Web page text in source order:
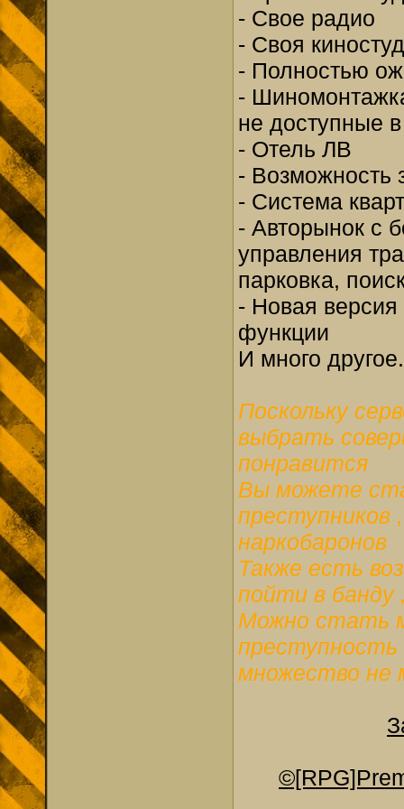
- Свое радио
- Своя
- Полностью
-
не доступные
- Отель ЛВ
- Возможность
- Система
- Авторынок с
управления
парковка,
- Новая
функции
И много
Поскольку
выбрать
понравится
Вы можете
наркобаронов
Также есть
пойти в банду
Можно стать
преступность
множество не